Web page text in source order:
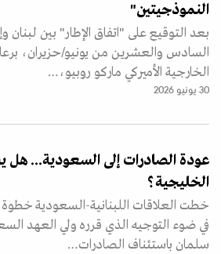
النموذجيتين"
بعد التوقيع على "اتفاق الإطار" بين لبنان
السادس والعشرين من يونيو/حزيران،
الخارجية الأميركي ماركو روبيو،…
30 يونيو 2026
عودة الصادرات إلى السعودية... هل
الخليجية؟
خطت العلاقات اللبنانية-السعودية خطوة
في ضوء التوجيه الذي قرره ولي العهد
سلمان باستئناف الصادرات…